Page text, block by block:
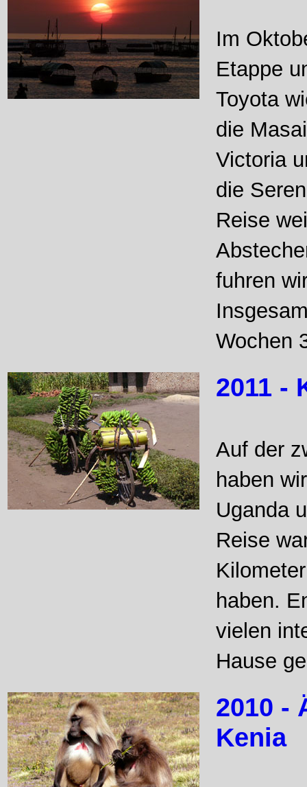
Im
Etappe
Toyota
die
Victoria
die
Reise
fuhren
Wochen
2011 -
Auf der
haben
Uganda
Reise
haben.
vielen
Hause
2010 -
Kenia